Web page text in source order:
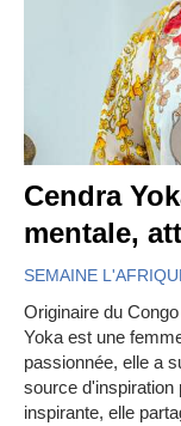
Cendra
mentale,
SEMAINE
Originaire du
Yoka est une
passionnée, elle a
source d'inspiration
inspirante, elle